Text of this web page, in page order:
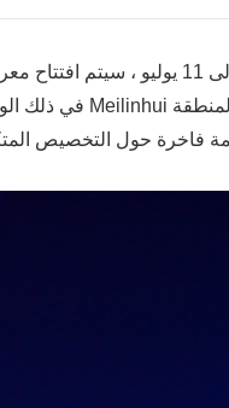
فاخرة حول التخصيص